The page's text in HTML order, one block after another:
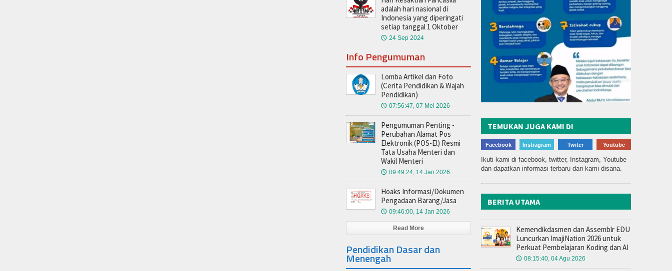
adalah hari nasional di
Indonesia yang diperingati
setiap tanggal 1 Oktober
🕔 24 Sep 2024
Info Pengumuman
Lomba Artikel dan Foto
(Cerita Pendidikan & Wajah
Pendidikan)
🕔 07:56:47, 07 Mei 2026
Pengumuman Penting -
Perubahan Alamat Pos
Elektronik (POS-El) Resmi
Tata Usaha Menteri dan
Wakil Menteri
🕔 09:49:24, 14 Jan 2026
Hoaks Informasi/Dokumen
Pengadaan Barang/Jasa
🕔 09:46:00, 14 Jan 2026
Read More
Pendidikan Dasar dan
Menengah
TEMUKAN JUGA KAMI DI
Facebook Instragram Twiter Youtube
Ikuti kami di facebook, twitter, Instagram, Youtube
dan dapatkan informasi terbaru dari kami disana.
BERITA UTAMA
Kemendikdasmen dan Assemblr EDU
Luncurkan ImajiNation 2026 untuk
Perkuat Pembelajaran Koding dan AI
🕔 08:15:40, 04 Agu 2026